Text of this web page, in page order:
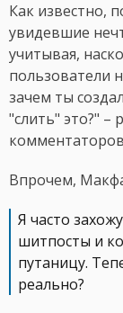
Как известно,
увидевшие
учитывая,
пользователи
зачем ты
"слить" это?" –
Впрочем,
Я часто
шитпосты и
путаницу.
реально?